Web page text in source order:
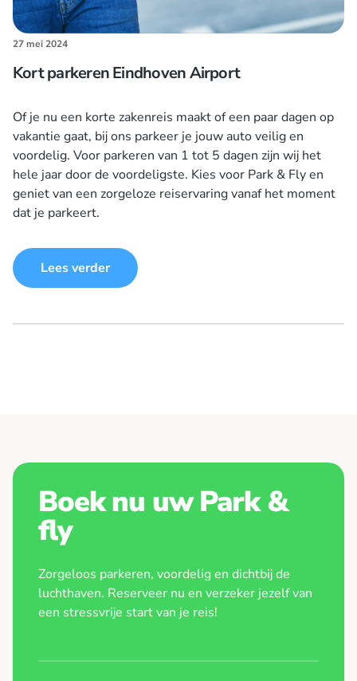
27 mei 2024
Kort parkeren Eindhoven Airport
Of je nu een korte zakenreis maakt of een paar dagen op
vakantie gaat, bij ons parkeer je jouw auto veilig en
voordelig. Voor parkeren van 1 tot 5 dagen zijn wij het
hele jaar door de voordeligste. Kies voor Park & Fly en
geniet van een zorgeloze reiservaring vanaf het moment
dat je parkeert.
Lees verder
Boek nu uw Park &
fly
Zorgeloos parkeren, voordelig en dichtbij de
luchthaven. Reserveer nu en verzeker jezelf van
een stressvrije start van je reis!